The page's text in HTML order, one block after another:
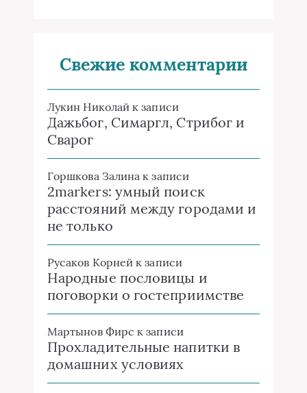
Свежие комментарии
Лукин Николай к записи
Дажьбог, Симаргл, Стрибог и
Сварог
Горшкова Залина к записи
2markers: умный поиск
расстояний между городами и
не только
Русаков Корней к записи
Народные пословицы и
поговорки о гостеприимстве
Мартынов Фирс к записи
Прохладительные напитки в
домашних условиях